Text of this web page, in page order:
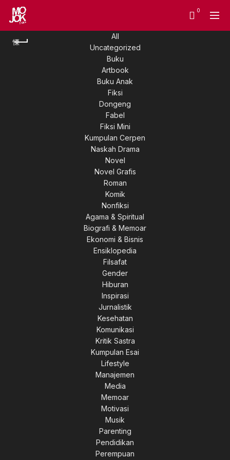
0
All
Uncategorized
Buku
Artbook
Buku Anak
Fiksi
Dongeng
Fabel
Fiksi Mini
Kumpulan Cerpen
Naskah Drama
Novel
Novel Grafis
Roman
Komik
Nonfiksi
Agama & Spiritual
Biografi & Memoar
Ekonomi & Bisnis
Ensiklopedia
Filsafat
Gender
Hiburan
Inspirasi
Jurnalistik
Kesehatan
Komunikasi
Kritik Sastra
Kumpulan Esai
Lifestyle
Manajemen
Media
Memoar
Motivasi
Musik
Parenting
Pendidikan
Perempuan